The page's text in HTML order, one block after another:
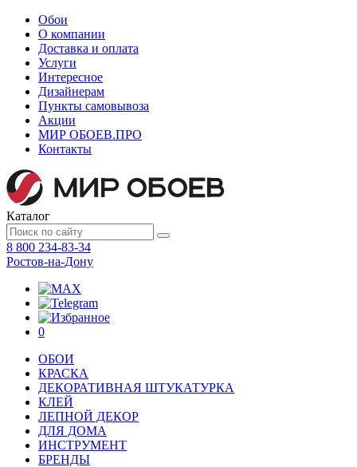
Обои
О компании
Доставка и оплата
Услуги
Интересное
Дизайнерам
Пункты самовывоза
Акции
МИР ОБОЕВ.ПРО
Контакты
Каталог
8 800 234-83-34
Ростов-на-Дону
0
ОБОИ
КРАСКА
ДЕКОРАТИВНАЯ ШТУКАТУРКА
КЛЕЙ
ЛЕПНОЙ ДЕКОР
ДЛЯ ДОМА
ИНСТРУМЕНТ
БРЕНДЫ